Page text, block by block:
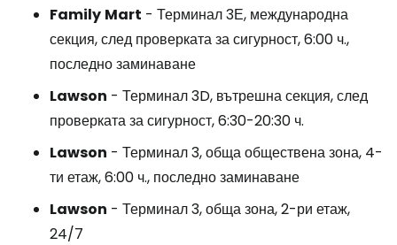
Family Mart - Терминал 3Е, международна
секция, след проверката за сигурност, 6:00 ч.,
последно заминаване
Lawson - Терминал 3D, вътрешна секция, след
проверката за сигурност, 6:30-20:30 ч.
Lawson - Терминал 3, обща обществена зона, 4-
ти етаж, 6:00 ч., последно заминаване
Lawson - Терминал 3, обща зона, 2-ри етаж,
24/7